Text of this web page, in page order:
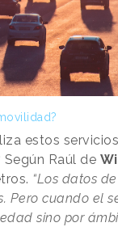
estos
Raúl de
“Los datos
Pero cuando el
sino por